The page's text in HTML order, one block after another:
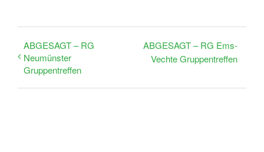
ABGESAGT – RG
Neumünster
Gruppentreffen
ABGESAGT – RG Ems-
Vechte Gruppentreffen